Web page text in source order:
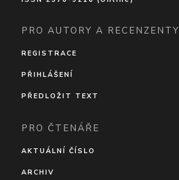
PRO AUTORY A RECENZENTY
REGISTRACE
PŘIHLÁŠENÍ
PŘEDLOŽIT TEXT
PRO ČTENÁŘE
AKTUÁLNÍ ČÍSLO
ARCHIV